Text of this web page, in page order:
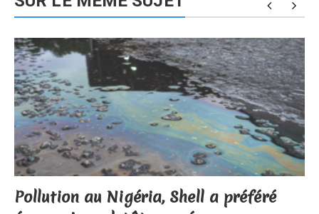
Pollution au Nigéria, Shell a préféré